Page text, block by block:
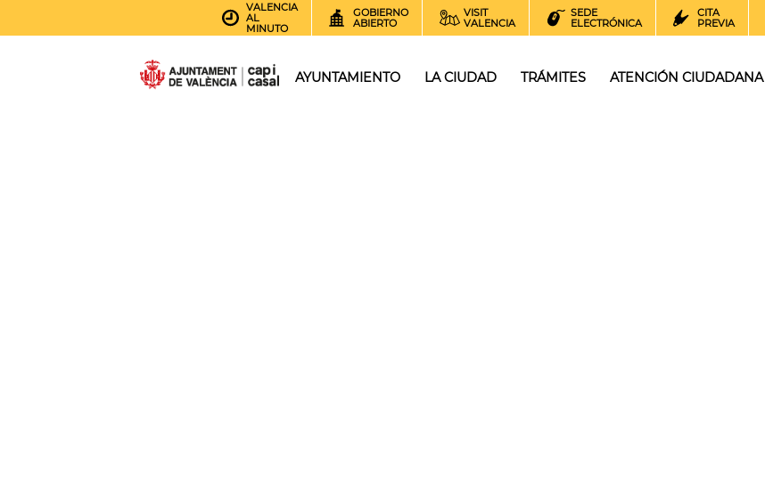
VALENCIA
AL
MINUTO
GOBIERNO
ABIERTO
VISIT
VALENCIA
SEDE
ELECTRÓNICA
CITA
PREVIA
AYUNTAMIENTO LA CIUDAD TRÁMITES ATENCIÓN CIUDADANA